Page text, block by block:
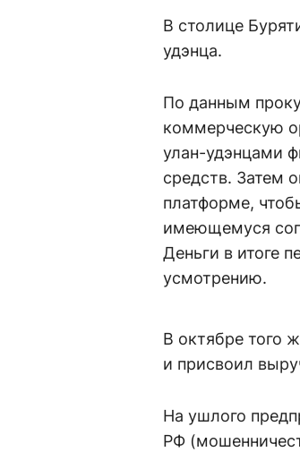
В столице
удэнца.
По данным
коммерческую
улан-удэнцами
средств. Затем
платформе,
имеющемуся
Деньги в итоге
усмотрению.
В октябре того
и присвоил
На ушлого
РФ